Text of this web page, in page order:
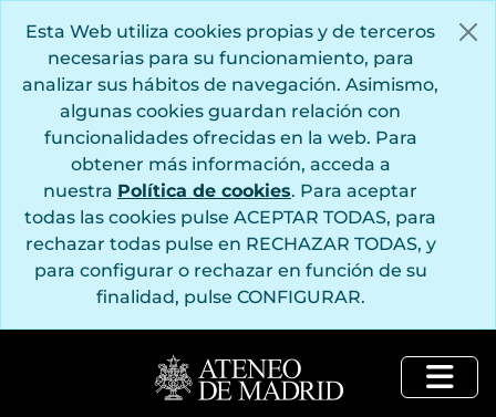
Esta Web utiliza cookies propias y de terceros
necesarias para su funcionamiento, para
analizar sus hábitos de navegación. Asimismo,
algunas cookies guardan relación con
funcionalidades ofrecidas en la web. Para
obtener más información, acceda a
nuestra Política de cookies. Para aceptar
todas las cookies pulse ACEPTAR TODAS, para
rechazar todas pulse en RECHAZAR TODAS, y
para configurar o rechazar en función de su
finalidad, pulse CONFIGURAR.